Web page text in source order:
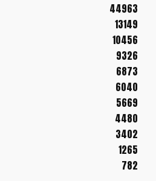
44963
13149
10456
9326
6873
6040
5669
4480
3402
1265
782